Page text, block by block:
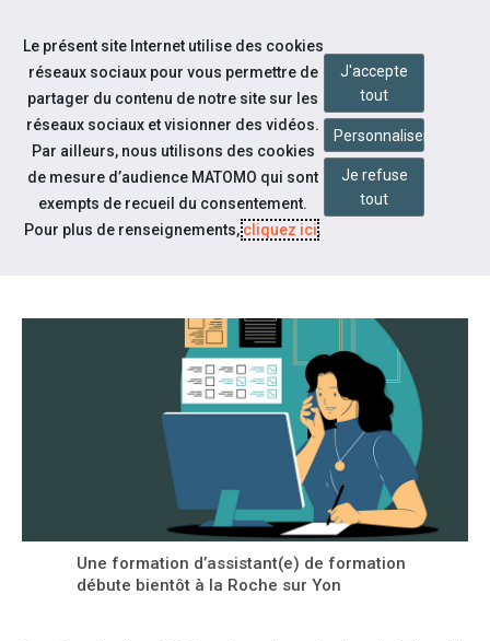
Aller au contenu
Notre actualité
FORMATION D'ASSISTANT(E) DE
Une formation d’assistant(e) de formation
débute bientôt à la Roche sur Yon
Le présent site Internet utilise des cookies
réseaux sociaux pour vous permettre de
partager du contenu de notre site sur les
réseaux sociaux et visionner des vidéos.
Par ailleurs, nous utilisons des cookies
de mesure d’audience MATOMO qui sont
exempts de recueil du consentement.
Pour plus de renseignements,cliquez ici.
J'accepte
tout
Personnaliser
Je refuse
tout